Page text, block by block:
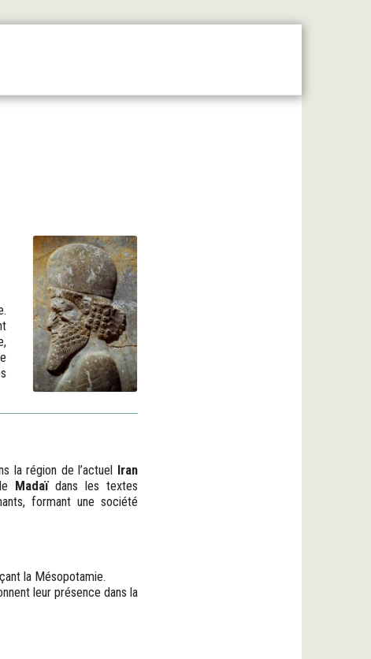
la région de l’actuel Iran
Madaïdans les textes
formant une société
la Mésopotamie.
leur présence dans la